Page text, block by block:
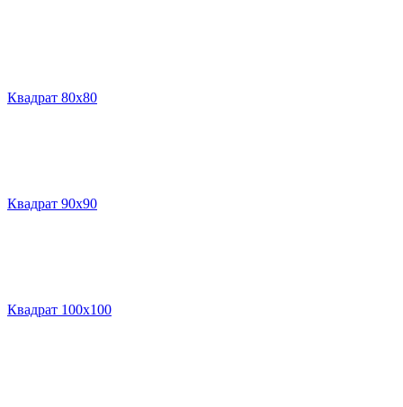
Квадрат 80х80
Квадрат 90х90
Квадрат 100х100